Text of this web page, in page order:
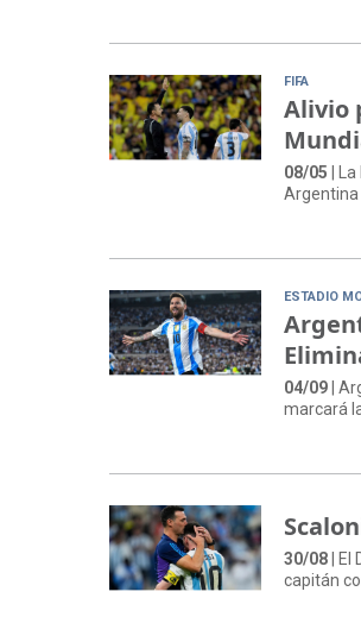
FIFA
Alivio
08/05 |
Argentina
ESTADIO
04/09 |
marcará
30/08 |
capitán